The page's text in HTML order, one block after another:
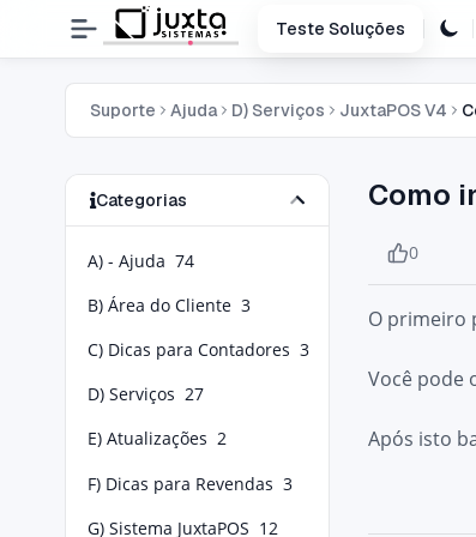
Teste Soluções
Suporte Ajuda D) Serviços JuxtaPOS V4
Categorias
A) - Ajuda 74
B) Área do Cliente 3
C) Dicas para Contadores 3
D) Serviços 27
E) Atualizações 2
F) Dicas para Revendas 3
G) Sistema JuxtaPOS 12
Como
0
O primeiro
Você pode
Após isto